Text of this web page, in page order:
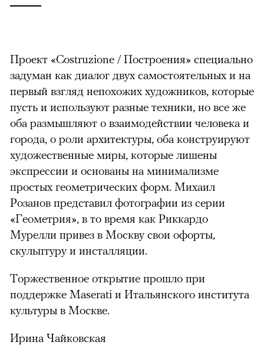
Проект «Costruzione / Построения» специально
задуман как диалог двух самостоятельных и на
первый взгляд непохожих художников, которые
пусть и используют разные техники, но все же
оба размышляют о взаимодействии человека и
города, о роли архитектуры, оба конструируют
художественные миры, которые лишены
экспрессии и основаны на минимализме
простых геометрических форм. Михаил
Розанов представил фотографии из серии
«Геометрия», в то время как Риккардо
Мурелли привез в Москву свои офорты,
скульптуру и инсталляции.
Торжественное открытие прошло при
поддержке Maserati и Итальянского института
культуры в Москве.
Ирина Чайковская